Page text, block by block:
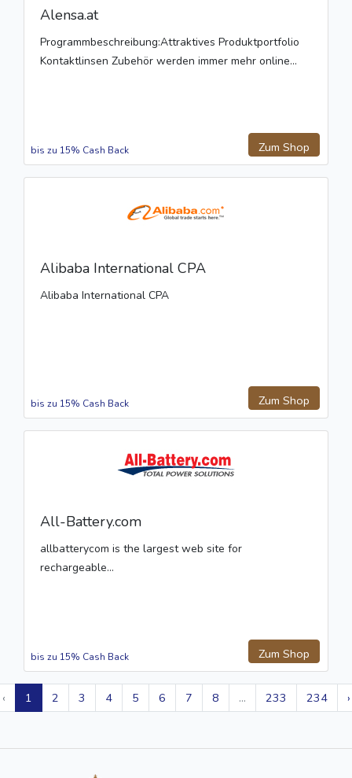
Alensa.at
Programmbeschreibung:Attraktives Produktportfolio
Kontaktlinsen Zubehör werden immer mehr online...
Zum Shop
bis zu 15% Cash Back
Alibaba International CPA
Alibaba International CPA
Zum Shop
bis zu 15% Cash Back
All-Battery.com
allbatterycom is the largest web site for
rechargeable...
Zum Shop
bis zu 15% Cash Back
‹ 1 2 3 4 5 6 7 8 ... 233 234 ›